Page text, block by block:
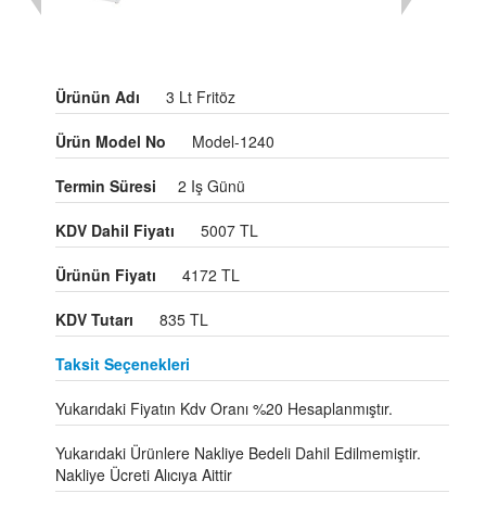
Ürünün Adı 3 Lt Fritöz
Ürün Model No Model-1240
Termin Süresi 2 Iş Günü
KDV Dahil Fiyatı 5007 TL
Ürünün Fiyatı 4172 TL
KDV Tutarı 835 TL
Taksit Seçenekleri
Yukarıdaki Fiyatın Kdv Oranı %20 Hesaplanmıştır.
Yukarıdaki Ürünlere Nakliye Bedeli Dahil Edilmemiştir.
Nakliye Ücreti Alıcıya Aittir